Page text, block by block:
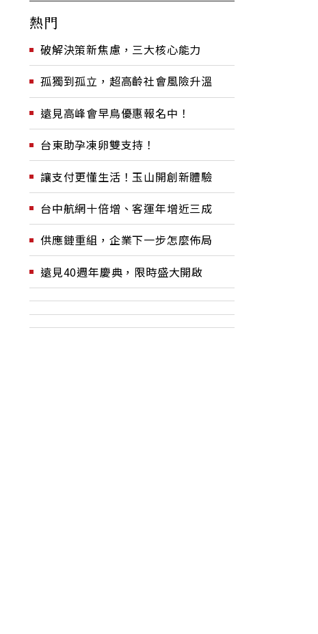
熱門
破解決策新焦慮，三大核心能力
孤獨到孤立，超高齡社會風險升溫
遠見高峰會早鳥優惠報名中！
台東助孕凍卵雙支持！
讓支付更懂生活！玉山開創新體驗
台中航網十倍增、客運年增近三成
供應鏈重組，企業下一步怎麼佈局
遠見40週年慶典，限時盛大開啟